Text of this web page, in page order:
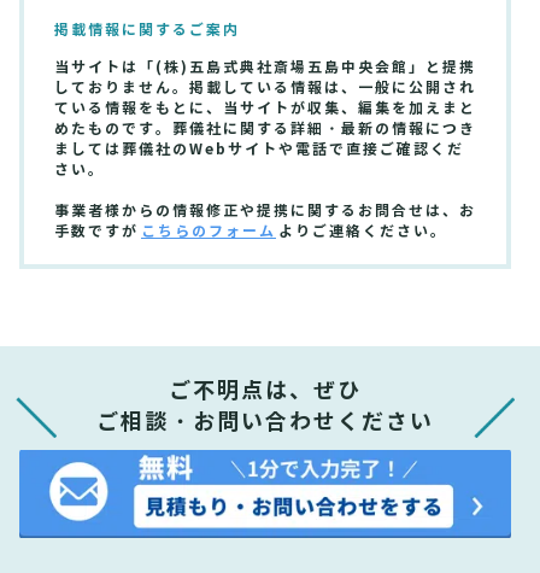
掲載情報に関するご案内
当サイトは「(株)五島式典社斎場五島中央会館」と提携
しておりません。掲載している情報は、一般に公開され
ている情報をもとに、当サイトが収集、編集を加えまと
めたものです。葬儀社に関する詳細・最新の情報につき
ましては葬儀社のWebサイトや電話で直接ご確認くだ
さい。
事業者様からの情報修正や提携に関するお問合せは、お
手数ですが こちらのフォーム よりご連絡ください。
ご不明点は、ぜひ
ご相談・お問い合わせください